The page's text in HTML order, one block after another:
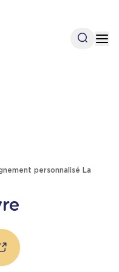
Open
personnalisé La